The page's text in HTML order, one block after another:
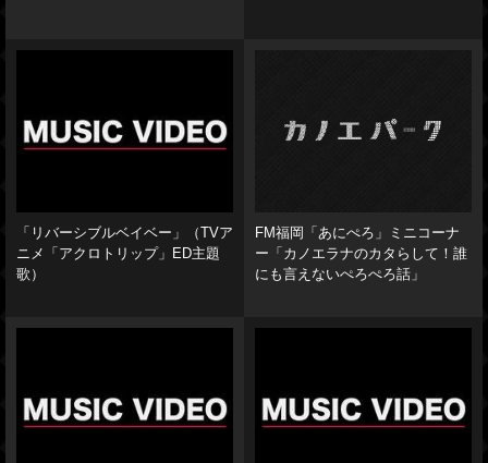
「リバーシブルベイベー」（TVア
ニメ「アクロトリップ」ED主題
歌）
FM福岡「あにぺろ」ミニコーナ
ー「カノエラナのカタらして！誰
にも言えないぺろぺろ話」